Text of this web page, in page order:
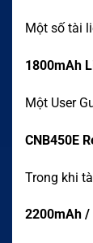
Một số tài
1800mAh
Một User
CNB450E
Trong khi
2200mAh /